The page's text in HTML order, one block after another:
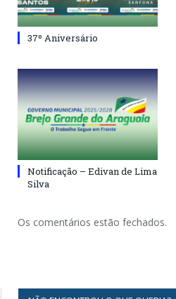
37º Aniversário
Notificação – Edivan de Lima
Silva
Os comentários estão fechados.